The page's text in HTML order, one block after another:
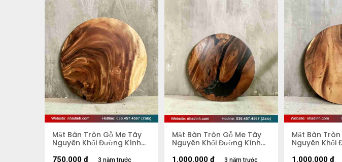
Mặt Bàn Tròn Gỗ Me Tây
Nguyên Khối Đường Kính
56 Dày 4,8 (cm)
3 năm trước
750.000 ₫
Mặt Bàn Tròn Gỗ Me Tây
Nguyên Khối Đường Kính
58 Dày 4,2 (cm)
3 năm trước
1.000.000 ₫
Mặt Bàn
Nguyên Khối
58 Dày 5,5
1.000.000 ₫